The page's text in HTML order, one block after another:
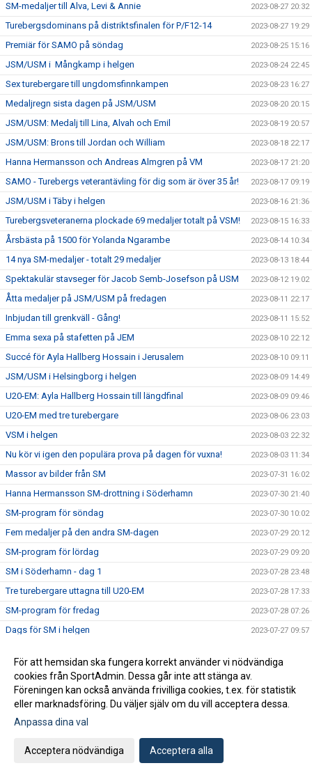
SM-medaljer till Alva, Levi & Annie 2023-08-27 20:32
Turebergsdominans på distriktsfinalen för P/F12-14 2023-08-27 19:29
Premiär för SAMO på söndag 2023-08-25 15:16
JSM/USM i Mångkamp i helgen 2023-08-24 22:45
Sex turebergare till ungdomsfinnkampen 2023-08-23 16:27
Medaljregn sista dagen på JSM/USM 2023-08-20 20:15
JSM/USM: Medalj till Lina, Alvah och Emil 2023-08-19 20:57
JSM/USM: Brons till Jordan och William 2023-08-18 22:17
Hanna Hermansson och Andreas Almgren på VM 2023-08-17 21:20
SAMO - Turebergs veterantävling för dig som är över 35 år! 2023-08-17 09:19
JSM/USM i Täby i helgen 2023-08-16 21:36
Turebergsveteranerna plockade 69 medaljer totalt på VSM! 2023-08-15 16:33
Årsbästa på 1500 för Yolanda Ngarambe 2023-08-14 10:34
14 nya SM-medaljer - totalt 29 medaljer 2023-08-13 18:44
Spektakulär stavseger för Jacob Semb-Josefson på USM 2023-08-12 19:02
Åtta medaljer på JSM/USM på fredagen 2023-08-11 22:17
Inbjudan till grenkväll - Gång! 2023-08-11 15:52
Emma sexa på stafetten på JEM 2023-08-10 22:12
Succé för Ayla Hallberg Hossain i Jerusalem 2023-08-10 09:11
JSM/USM i Helsingborg i helgen 2023-08-09 14:49
U20-EM: Ayla Hallberg Hossain till längdfinal 2023-08-09 09:46
U20-EM med tre turebergare 2023-08-06 23:03
VSM i helgen 2023-08-03 22:32
Nu kör vi igen den populära prova på dagen för vuxna! 2023-08-03 11:34
Massor av bilder från SM 2023-07-31 16:02
Hanna Hermansson SM-drottning i Söderhamn 2023-07-30 21:40
SM-program för söndag 2023-07-30 10:02
Fem medaljer på den andra SM-dagen 2023-07-29 20:12
SM-program för lördag 2023-07-29 09:20
SM i Söderhamn - dag 1 2023-07-28 23:48
Tre turebergare uttagna till U20-EM 2023-07-28 17:33
SM-program för fredag 2023-07-28 07:26
Dags för SM i helgen 2023-07-27 09:57
Rapport från Leksands Sparbanksspel 2023-07-24 16:37
Turebergare på Nordiska Juniorlandskampen 2023-07-23 18:10
Fem ungdomar till landslaget 2023-07-19 12:15
Rekord i Tumba
PB för Jesper på JEM
För att hemsidan ska fungera korrekt använder vi nödvändiga
cookies från SportAdmin. Dessa går inte att stänga av.
Föreningen kan också använda frivilliga cookies, t.ex. för statistik
eller marknadsföring. Du väljer själv om du vill acceptera dessa.
Anpassa dina val
Acceptera nödvändiga Acceptera alla